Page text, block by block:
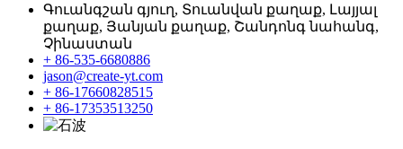
Գուանգշան գյուղ, Տուանվան քաղաք, Լայյալ
քաղաք, Յանյան քաղաք, Շանդոնգ նահանգ,
Չինաստան
+ 86-535-6680886
jason@create-yt.com
+ 86-17660828515
+ 86-17353513250